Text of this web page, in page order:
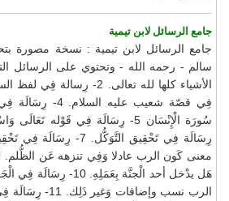
جامع الرسائل لابن تيمية
جامع الرسائل لابن تيمية : نسخة مصورة
فِي قصّة شعيب عليه
هَل يدْخل أحد الْجنَّة
الرب نسب وإضافات